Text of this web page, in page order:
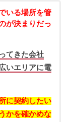
いる場所を管
が決まりだっ
てきた会社
いエリアに電
に契約したい
かを確かめな